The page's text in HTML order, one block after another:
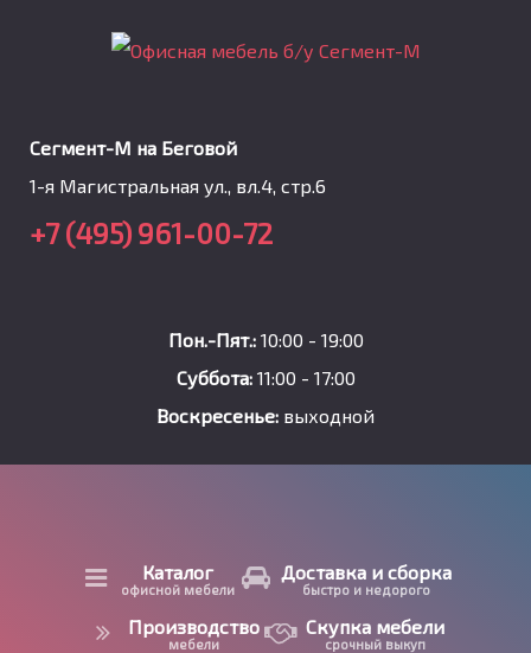
Сегмент-М на Беговой
1-я Магистральная ул., вл.4, стр.6
+7 (495) 961-00-72
Пон.-Пят.: 10:00 - 19:00
Суббота:11:00 - 17:00
Воскресенье: выходной
Каталог
офисной мебели
Доставка и сборка
быстро и недорого
Производство
мебели
Скупка мебели
срочный выкуп